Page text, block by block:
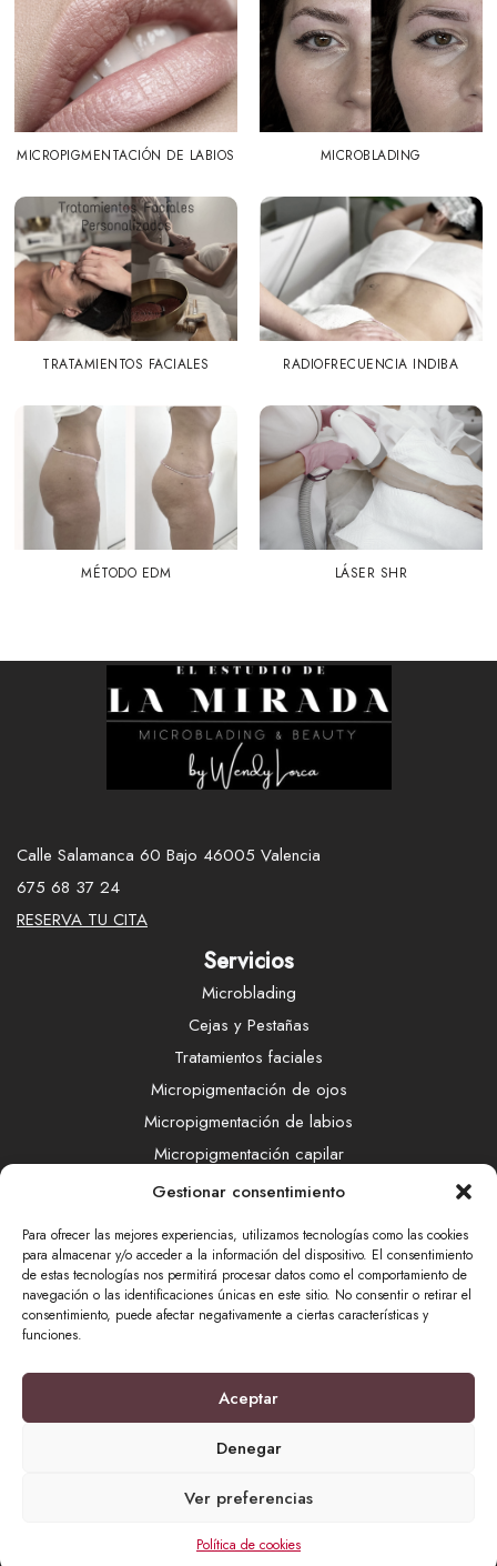
Gestionar consentimiento
Para ofrecer las mejores experiencias, utilizamos tecnologías como las cookies
para almacenar y/o acceder a la información del dispositivo. El consentimiento
de estas tecnologías nos permitirá procesar datos como el comportamiento de
navegación o las identificaciones únicas en este sitio. No consentir o retirar el
consentimiento, puede afectar negativamente a ciertas características y
funciones.
Aceptar
Denegar
Ver preferencias
Política de cookies
MICROPIGMENTACIÓN DE LABIOS MICROBLADING
TRATAMIENTOS FACIALES RADIOFRECUENCIA INDIBA
MÉTODO EDM LÁSER SHR
Calle Salamanca 60 Bajo 46005 Valencia
675 68 37 24
RESERVA TU CITA
Servicios
Microblading
Cejas y Pestañas
Tratamientos faciales
Micropigmentación de ojos
Micropigmentación de labios
Micropigmentación capilar
Método EDM
Radiofrecuencia Indiba
LÁSER SHR
Eliminación de micropigmentación
Financiado por el Programa KIT Digital. Plan de Recuperación,
Transformación y Resiliencia de España “Next Generation EU”.
| Funciona gracias a